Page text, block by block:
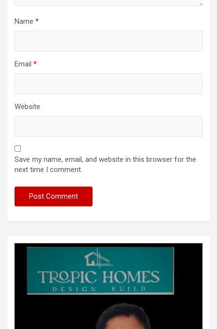
Name *
Email *
Website
Save my name, email, and website in this browser for the
next time I comment.